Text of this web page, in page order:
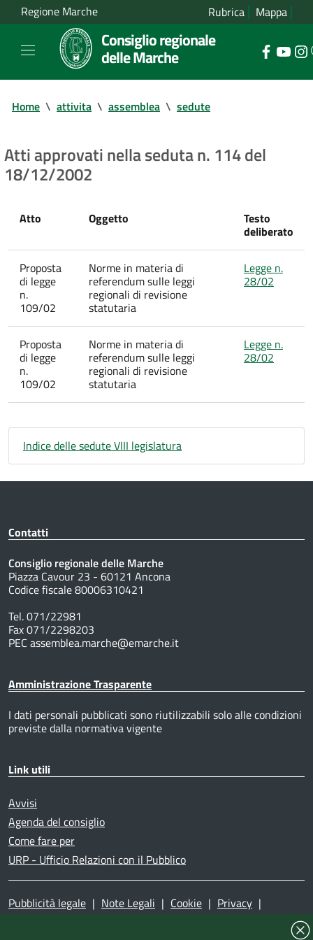
Regione Marche Rubrica Mappa
Consiglio regionale
delle Marche
Home \ attivita \ assemblea \ sedute
Atti approvati nella seduta n. 114 del
18/12/2002
Atto Oggetto Testo
deliberato
Proposta
di legge
n.
109/02
Norme in materia di
referendum sulle leggi
regionali di revisione
statutaria
Legge n.
28/02
Proposta
di legge
n.
109/02
Norme in materia di
referendum sulle leggi
regionali di revisione
statutaria
Legge n.
28/02
Indice delle sedute VIII legislatura
Contatti
Consiglio regionale delle Marche
Piazza Cavour 23 - 60121 Ancona
Codice fiscale 80006310421
Tel. 071/22981
Fax 071/2298203
PEC assemblea.marche@emarche.it
Amministrazione Trasparente
I dati personali pubblicati sono riutilizzabili solo alle condizioni
previste dalla normativa vigente
Link utili
Avvisi
Agenda del consiglio
Come fare per
URP - Ufficio Relazioni con il Pubblico
Pubblicità legale | Note Legali | Cookie | Privacy |